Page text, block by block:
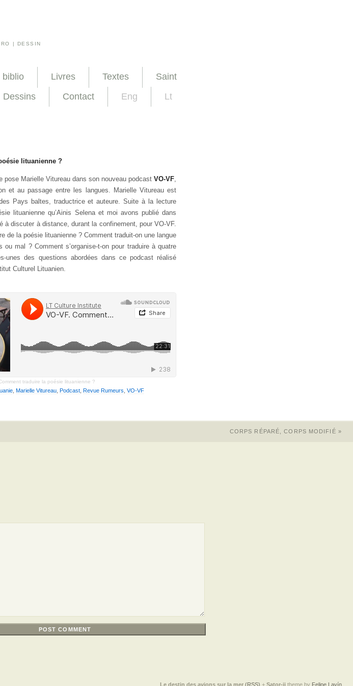
| DESSIN
biblio Livres Textes
Saint
Dessins Contact Eng Lt
lituanienne ?
pose Marielle Vitureau dans son nouveau podcast VO-VF
et au passage entre les langues. Marielle Vitureau est
Pays baltes, traductrice et auteure. Suite à la lecture
lituanienne qu’Ainis Selena et moi avons publié dans
à discuter à distance, durant la confinement, pour VO-VF.
de la poésie lituanienne ? Comment traduit-on une langue
ou mal ? Comment s’organise-t-on pour traduire à quatre
unes des questions abordées dans ce podcast réalisé
Culturel Lituanien.
traduire la poésie lituanienne ?
Marielle Vitureau Podcast Revue Rumeurs VO-VF
CORPS RÉPARÉ, CORPS MODIFIÉ »
Le destin des avions sur la mer (RSS) + Sator-iitheme by Felipe Lavín